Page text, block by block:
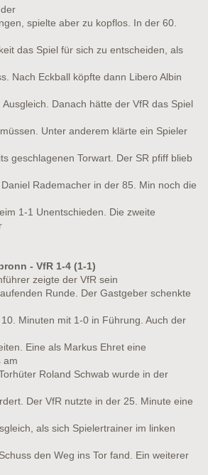
spielte aber zu kopflos. In der 60.
das Spiel für sich zu entscheiden, als
Nach Eckball köpfte dann Libero Albin
Danach hätte der VfR das Spiel
Unter anderem klärte ein Spieler
geschlagenen Torwart. Der SR pfiff blieb
Rademacher in der 85. Min noch die
1-1 Unentschieden. Die zweite
- VfR 1-4 (1-1)
zeigte der VfR sein
Runde. Der Gastgeber schenkte
Minuten mit 1-0 in Führung. Auch der
Eine als Markus Ehret eine
am
Roland Schwab wurde in der
Der VfR nutzte in der 25. Minute eine
als sich Spielertrainer im linken
den Weg ins Tor fand. Ein weiterer